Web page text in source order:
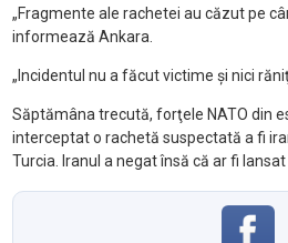
„Fragmente ale rachetei au căzut pe
informează Ankara.
„Incidentul nu a făcut victime şi nici
Săptămâna trecută, forţele NATO din
interceptat o rachetă suspectată a fi
Turcia. Iranul a negat însă că ar fi